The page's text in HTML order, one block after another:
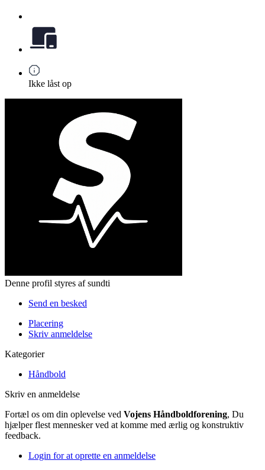
Ikke låst op
Denne profil styres af sundti
Send en besked
Placering
Skriv anmeldelse
Kategorier
Håndbold
Skriv en anmeldelse
Fortæl os om din oplevelse ved Vojens Håndboldforening, Du
hjælper flest mennesker ved at komme med ærlig og konstruktiv
feedback.
Login for at oprette en anmeldelse